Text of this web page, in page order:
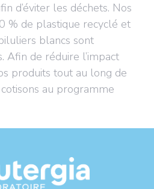
d’éviter les déchets. Nos
% de plastique recyclé et
blancs sont
Afin de réduire l’impact
produits tout au long de
au programme